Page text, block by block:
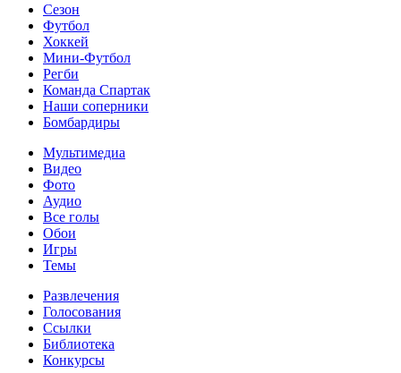
Сезон
Футбол
Хоккей
Мини-Футбол
Регби
Команда Спартак
Наши соперники
Бомбардиры
Мультимедиа
Видео
Фото
Аудио
Все голы
Обои
Игры
Темы
Развлечения
Голосования
Ссылки
Библиотека
Конкурсы